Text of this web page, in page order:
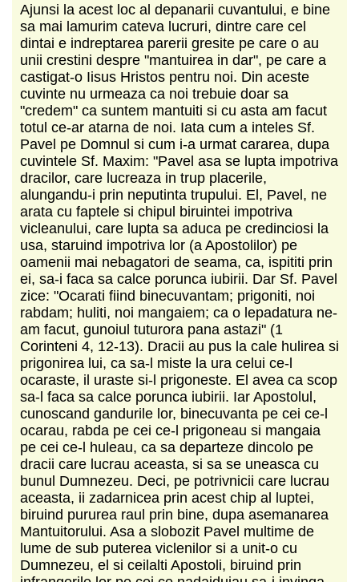
Ajunsi la acest loc al depanarii cuvantului, e bine
sa mai lamurim cateva lucruri, dintre care cel
dintai e indreptarea parerii gresite pe care o au
unii crestini despre "mantuirea in dar", pe care a
castigat-o Iisus Hristos pentru noi. Din aceste
cuvinte nu urmeaza ca noi trebuie doar sa
"credem" ca suntem mantuiti si cu asta am facut
totul ce-ar atarna de noi. Iata cum a inteles Sf.
Pavel pe Domnul si cum i-a urmat cararea, dupa
cuvintele Sf. Maxim: "Pavel asa se lupta impotriva
dracilor, care lucreaza in trup placerile,
alungandu-i prin neputinta trupului. El, Pavel, ne
arata cu faptele si chipul biruintei impotriva
vicleanului, care lupta sa aduca pe credinciosi la
usa, staruind impotriva lor (a Apostolilor) pe
oamenii mai nebagatori de seama, ca, ispititi prin
ei, sa-i faca sa calce porunca iubirii. Dar Sf. Pavel
zice: "Ocarati fiind binecuvantam; prigoniti, noi
rabdam; huliti, noi mangaiem; ca o lepadatura ne-
am facut, gunoiul tuturora pana astazi" (1
Corinteni 4, 12-13). Dracii au pus la cale hulirea si
prigonirea lui, ca sa-l miste la ura celui ce-l
ocaraste, il uraste si-l prigoneste. El avea ca scop
sa-l faca sa calce porunca iubirii. Iar Apostolul,
cunoscand gandurile lor, binecuvanta pe cei ce-l
ocarau, rabda pe cei ce-l prigoneau si mangaia
pe cei ce-l huleau, ca sa departeze dincolo pe
dracii care lucrau aceasta, si sa se uneasca cu
bunul Dumnezeu. Deci, pe potrivnicii care lucrau
aceasta, ii zadarnicea prin acest chip al luptei,
biruind pururea raul prin bine, dupa asemanarea
Mantuitorului. Asa a slobozit Pavel multime de
lume de sub puterea viclenilor si a unit-o cu
Dumnezeu, el si ceilalti Apostoli, biruind prin